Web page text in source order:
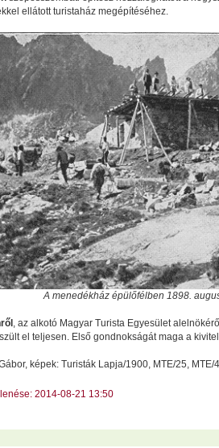
ellátott turistaház megépítéséhez.
A menedékház épülőfélben 1898.
, az alkotó Magyar Turista Egyesület alelnökéről
el teljesen. Első gondnokságát maga a
képek: Turisták Lapja/1900, MTE/25, MTE/
2014-08-21 13:50